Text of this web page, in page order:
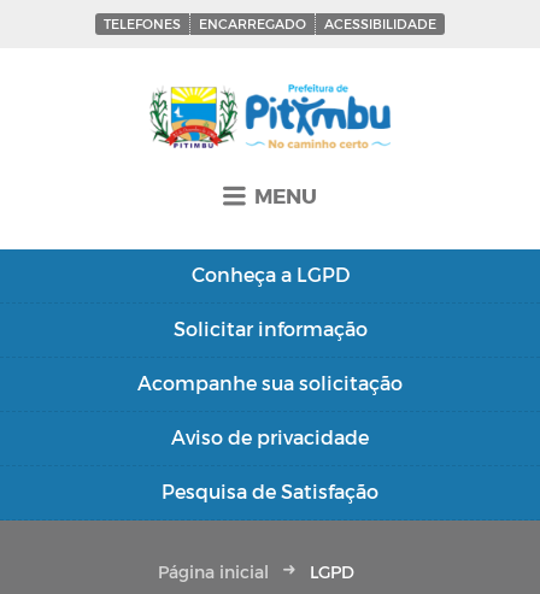
TELEFONES ENCARREGADO ACESSIBILIDADE
MENU
Conheça a LGPD
Solicitar informação
Acompanhe sua solicitação
Aviso de privacidade
Pesquisa de Satisfação
Página inicial LGPD